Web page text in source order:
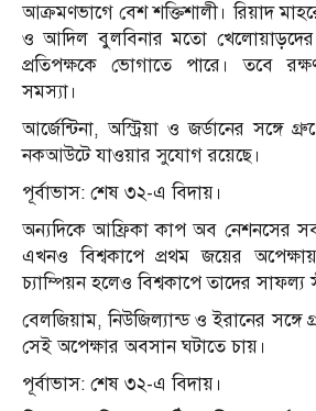
আক্রমণভাগে বেশ শক্তিশালী। রিয়াদ
ও আদিল বুলবিনার মতো খেলোয়াড়দের
প্রতিপক্ষকে ভোগাতে পারে। তবে
সমস্যা।
আর্জেন্টিনা, অস্ট্রিয়া ও জর্ডানের সঙ্গে
নকআউটে যাওয়ার সুযোগ রয়েছে।
পূর্বাভাস: শেষ ৩২-এ বিদায়।
অন্যদিকে আফ্রিকা কাপ অব নেশনসের
এখনও বিশ্বকাপে প্রথম জয়ের
চ্যাম্পিয়ন হলেও বিশ্বকাপে তাদের সাফল্য
বেলজিয়াম, নিউজিল্যান্ড ও ইরানের সঙ্গে
সেই অপেক্ষার অবসান ঘটাতে চায়।
পূর্বাভাস: শেষ ৩২-এ বিদায়।